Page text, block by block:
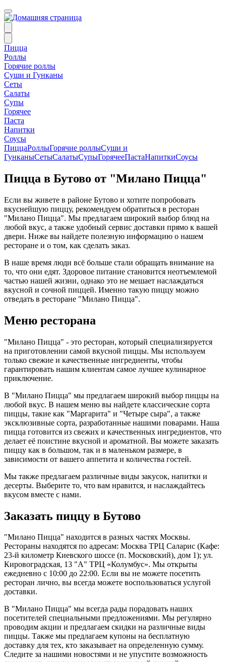
Пицца
Роллы
Горячие роллы
Суши и Гунканы
Сеты
Салаты
Супы
Горячее
Паста
Напитки
Соусы
ПиццаРоллыГорячие роллыСуши и
ГунканыСетыСалатыСупыГорячееПастаНапиткиСоусы
Пицца в Бутово от "Милано Пицца"
Если вы живете в районе Бутово и хотите попробовать
вкуснейшую пиццу, рекомендуем обратиться в ресторан
"Милано Пицца". Мы предлагаем широкий выбор блюд на
любой вкус, а также удобный сервис доставки прямо к вашей
двери. Ниже вы найдете полезную информацию о нашем
ресторане и о том, как сделать заказ.
В наше время люди всё больше стали обращать внимание на
то, что они едят. Здоровое питание становится неотъемлемой
частью нашей жизни, однако это не мешает наслаждаться
вкусной и сочной пиццей. Именно такую пиццу можно
отведать в ресторане "Милано Пицца".
Меню ресторана
"Милано Пицца" - это ресторан, который специализируется
на приготовлении самой вкусной пиццы. Мы используем
только свежие и качественные ингредиенты, чтобы
гарантировать нашим клиентам самое лучшее кулинарное
приключение.
В "Милано Пицца" мы предлагаем широкий выбор пиццы на
любой вкус. В нашем меню вы найдете классические сорта
пиццы, такие как "Маргарита" и "Четыре сыра", а также
эксклюзивные сорта, разработанные нашими поварами. Наша
пицца готовится из свежих и качественных ингредиентов, что
делает её поистине вкусной и ароматной. Вы можете заказать
пиццу как в большом, так и в маленьком размере, в
зависимости от вашего аппетита и количества гостей.
Мы также предлагаем различные виды закусок, напитки и
десерты. Выберите то, что вам нравится, и наслаждайтесь
вкусом вместе с нами.
Заказать пиццу в Бутово
"Милано Пицца" находится в разных частях Москвы.
Рестораны находятся по адресам: Москва ТРЦ Саларис (Кафе:
23-й километр Киевского шоссе (п. Московский), дом 1); ул.
Кировоградская, 13 "А" ТРЦ «Колумбус». Мы открыты
ежедневно с 10:00 до 22:00. Если вы не можете посетить
ресторан лично, вы всегда можете воспользоваться услугой
доставки.
В "Милано Пицца" мы всегда рады порадовать наших
посетителей специальными предложениями. Мы регулярно
проводим акции и предлагаем скидки на различные виды
пиццы. Также мы предлагаем купоны на бесплатную
доставку для тех, кто заказывает на определенную сумму.
Следите за нашими новостями и не упустите возможность